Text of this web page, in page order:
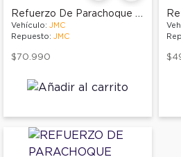
Refuerzo De Parachoque Trasero
Vehículo: JMC
Repuesto: JMC
$70.990